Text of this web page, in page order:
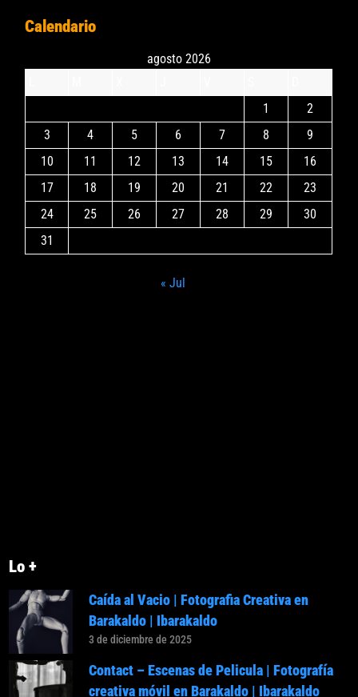
Calendario
agosto 2026
1
2
3
4 5 6 7 8
9
10
11 12 13 14 15
16
17
18 19 20 21 22
23
24
25 26 27 28 29
30
31
« Jul
Lo +
Caída al Vacio | Fotografia Creativa en
Barakaldo | Ibarakaldo
3 de diciembre de 2025
Contact – Escenas de Pelicula | Fotografía
creativa móvil en Barakaldo | Ibarakaldo